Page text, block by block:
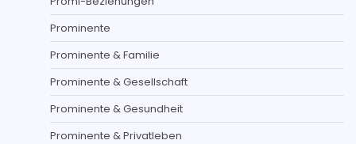
Prominente
Prominente & Familie
Prominente & Gesellschaft
Prominente & Gesundheit
Prominente & Privatleben